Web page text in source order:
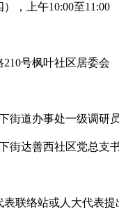
，上午10:00至11:00
号枫叶社区居委会
街道办事处一级调研
街达善西社区党总支
联络站或人大代表